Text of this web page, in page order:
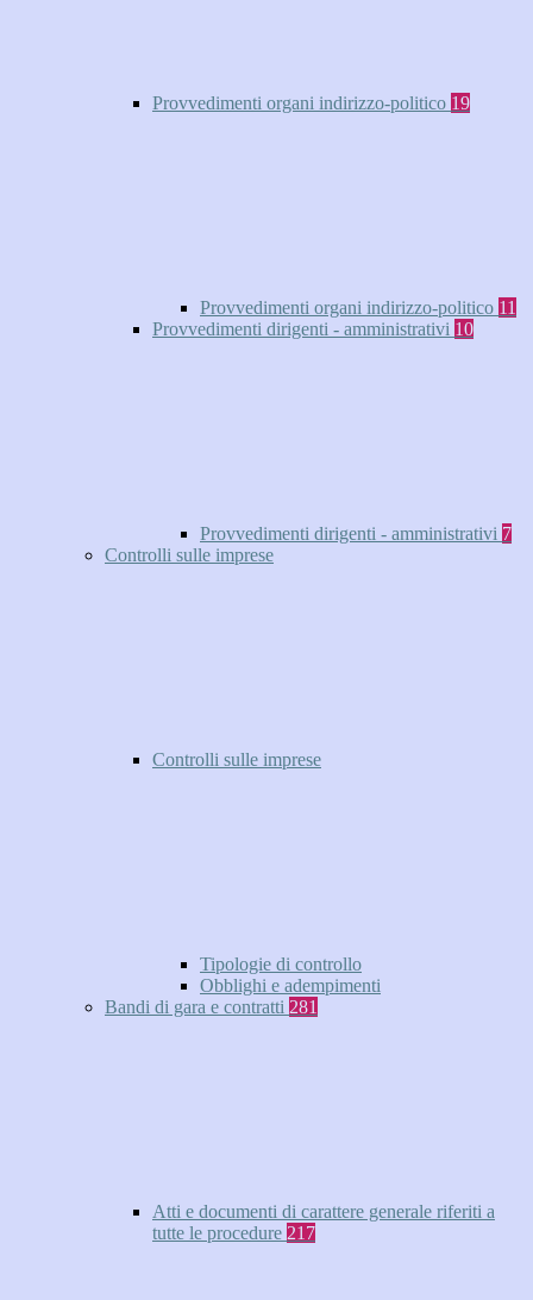
Provvedimenti organi indirizzo-politico 19
Provvedimenti organi indirizzo-politico 11
Provvedimenti dirigenti - amministrativi 10
Provvedimenti dirigenti - amministrativi 7
Controlli sulle imprese
Controlli sulle imprese
Tipologie di controllo
Obblighi e adempimenti
Bandi di gara e contratti 281
Atti e documenti di carattere generale riferiti a
tutte le procedure 217